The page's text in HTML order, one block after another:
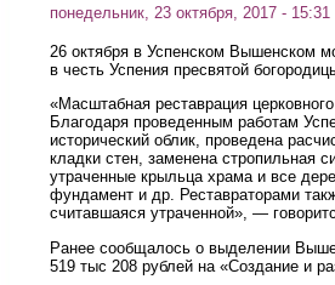
понедельник, 23 октября, 2017 - 15:31
26 октября в Успенском Вышенском
в честь Успения пресвятой
«Масштабная реставрация
Благодаря проведенным работам
исторический облик, проведена
кладки стен, заменена стропильная
утраченные крыльца храма и все
фундамент и др. Реставраторами
считавшаяся утраченной», —
Ранее сообщалось о выделении
519 тыс 208 рублей на «Создание и